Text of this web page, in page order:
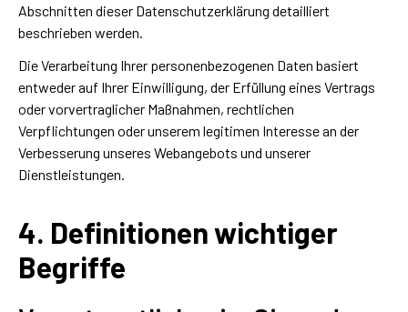
Abschnitten dieser Datenschutzerklärung detailliert
beschrieben werden.
Die Verarbeitung Ihrer personenbezogenen Daten basiert
entweder auf Ihrer Einwilligung, der Erfüllung eines Vertrags
oder vorvertraglicher Maßnahmen, rechtlichen
Verpflichtungen oder unserem legitimen Interesse an der
Verbesserung unseres Webangebots und unserer
Dienstleistungen.
4. Definitionen wichtiger
Begriffe